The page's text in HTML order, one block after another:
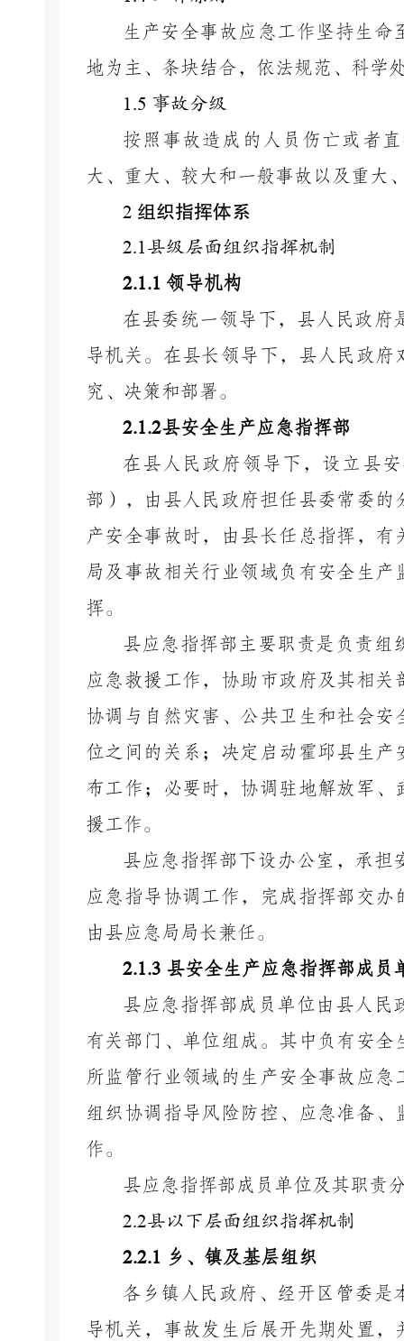
生产安全事故应急工作坚持生
地为主、条块结合，依法规范、科学
1.5 事故分级
按照事故造成的人员伤亡或者
大、重大、较大和一般事故以及重大
2 组织指挥体系
2.1县级层面组织指挥机制
2.1.1 领导机构
在县委统一领导下，县人民政
导机关。在县长领导下，县人民政
究、决策和部署。
2.1.2县安全生产应急指挥部
在县人民政府领导下，设立县
部），由县人民政府担任县委常委
产安全事故时，由县长任总指挥，
局及事故相关行业领域负有安全生
挥。
县应急指挥部主要职责是负责
应急救援工作，协助市政府及其相
协调与自然灾害、公共卫生和社会
位之间的关系；决定启动霍邱县生
布工作；必要时，协调驻地解放军
援工作。
县应急指挥部下设办公室，承
应急指导协调工作，完成指挥部交
由县应急局局长兼任。
2.1.3 县安全生产应急指挥部成员
县应急指挥部成员单位由县人
有关部门、单位组成。其中负有安
所监管行业领域的生产安全事故应
组织协调指导风险防控、应急准备
作。
县应急指挥部成员单位及其职责
2.2县以下层面组织指挥机制
2.2.1 乡、镇及基层组织
各乡镇人民政府、经开区管委
导机关，事故发生后展开先期处置